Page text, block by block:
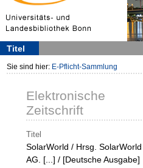
Titel
Sie sind hier: E-Pflicht-Sammlung
Elektronische
Zeitschrift
Titel
SolarWorld / Hrsg. SolarWorld
AG. [...] / [Deutsche Ausgabe]